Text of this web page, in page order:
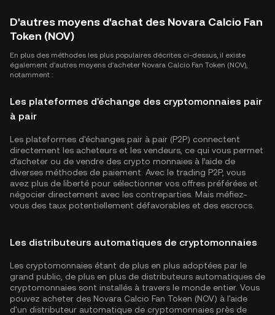
D'autres moyens d'achat des Novara Calcio Fan
Token (NOV)
En plus des méthodes les plus populaires décrites ci-dessus, il existe
également d'autres moyens d'acheter Novara Calcio Fan Token (NOV),
notamment :
Les plateformes d'échange des cryptomonnaies pair
à pair
Les plateformes d'échanges pair à pair (P2P) connectent
directement les acheteurs et les vendeurs, ce qui vous permet
d’acheter ou de vendre des crypto monnaies à l’aide de
diverses méthodes de paiement. Avec le trading P2P, vous
avez plus de liberté pour sélectionner vos offres préférées et
négocier directement avec les contreparties. Mais méfiez-
vous des taux potentiellement défavorables et des escrocs.
Les distributeurs automatiques de cryptomonnaies
Les cryptomonnaies étant de plus en plus adoptées par le
grand public, de plus en plus de distributeurs automatiques de
cryptomonnaies sont installés à travers le monde entier. Vous
pouvez acheter des Novara Calcio Fan Token (NOV) à l'aide
d'un distributeur automatique de cryptomonnaies près de